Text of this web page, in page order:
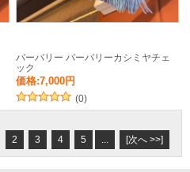
バーバリー バーバリーカシミヤチェ
ック
価格:7,000円
(0)
2 3 4 5 ... [次へ >>]